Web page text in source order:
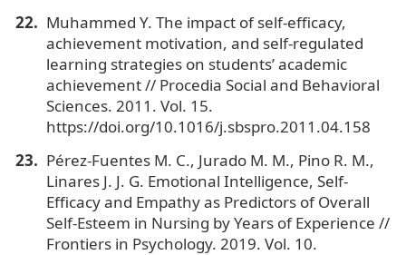
Muhammed Y. The impact of self-efficacy,
achievement motivation, and self-regulated
learning strategies on students’ academic
achievement // Procedia Social and Behavioral
Sciences. 2011. Vol. 15.
https://doi.org/10.1016/j.sbspro.2011.04.158
Pérez-Fuentes M. C., Jurado M. M., Pino R. M.,
Linares J. J. G. Emotional Intelligence, Self-
Efficacy and Empathy as Predictors of Overall
Self-Esteem in Nursing by Years of Experience //
Frontiers in Psychology. 2019. Vol. 10.